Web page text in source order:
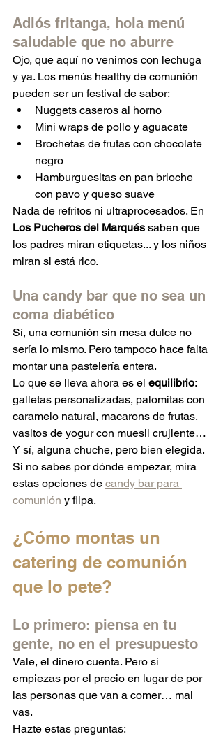
Adiós fritanga, hola menú
saludable que no aburre
Ojo, que aquí no venimos con lechuga
y ya. Los menús healthy de comunión
pueden ser un festival de sabor:
Nuggets caseros al horno
Mini wraps de pollo y aguacate
Brochetas de frutas con chocolate
negro
Hamburguesitas en pan brioche
con pavo y queso suave
Nada de refritos ni ultraprocesados. En
Los Pucheros del Marqués saben que
los padres miran etiquetas... y los niños
miran si está rico.
Una candy bar que no sea un
coma diabético
Sí, una comunión sin mesa dulce no
sería lo mismo. Pero tampoco hace falta
montar una pastelería entera.
Lo que se lleva ahora es el equilibrio:
galletas personalizadas, palomitas con
caramelo natural, macarons de frutas,
vasitos de yogur con muesli crujiente…
Y sí, alguna chuche, pero bien elegida.
Si no sabes por dónde empezar, mira
estas opciones de candy bar para
comunión y flipa.
¿Cómo montas un
catering de comunión
que lo pete?
Lo primero: piensa en tu
gente, no en el presupuesto
Vale, el dinero cuenta. Pero si
empiezas por el precio en lugar de por
las personas que van a comer… mal
vas.
Hazte estas preguntas: